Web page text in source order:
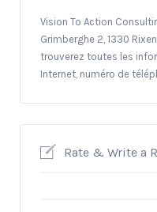
Vision To Action
Grimberghe 2, 1330
trouverez toutes les
Internet, numéro de
Rate & Write a